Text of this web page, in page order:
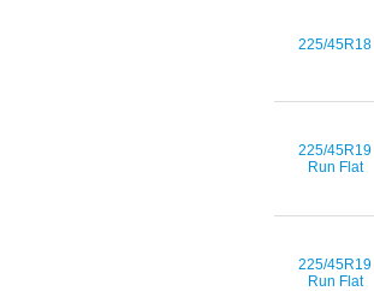
225/45R18
225/45R19
Run Flat
225/45R19
Run Flat